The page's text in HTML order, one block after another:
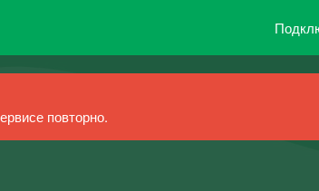
повторно.